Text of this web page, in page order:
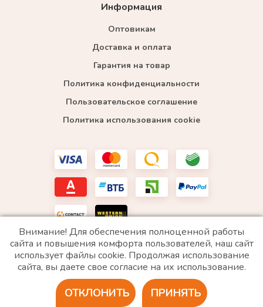
Информация
Оптовикам
Доставка и оплата
Гарантия на товар
Политика конфиденциальности
Пользовательское соглашение
Политика использования cookie
*WhatsApp принадлежит компании Meta, которая признана экстремистской и запрещена в
РФ
2020 © Все права защищены. ИП «Войтенко»
Разработка сайта
Внимание! Для обеспечения полноценной работы
сайта и повышения комфорта пользователей, наш сайт
использует файлы cookie. Продолжая использование
сайта, вы даете свое согласие на их использование.
ПРИНЯТЬ
ОТКЛОНИТЬ